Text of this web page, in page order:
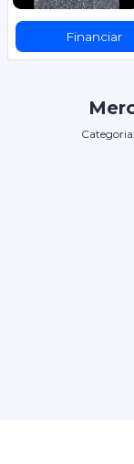
Financiar
Categoria: